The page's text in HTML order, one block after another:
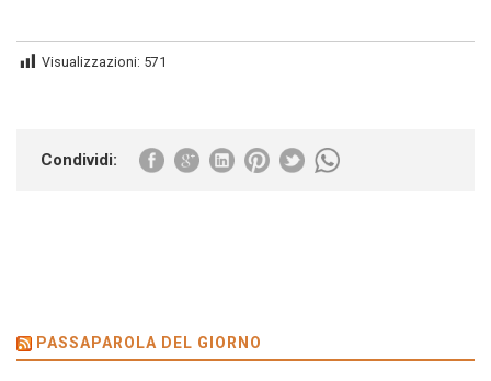
Visualizzazioni: 571
Condividi:
PASSAPAROLA DEL GIORNO